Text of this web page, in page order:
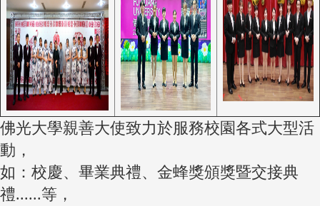
佛光大學親善大使致力於服務校園各式大型活
動，
如：校慶、畢業典禮、金蜂獎頒獎暨交接典
禮......等，